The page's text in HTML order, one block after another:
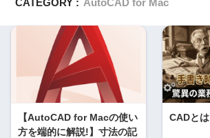
【AutoCAD for Macの使い
方を端的に解説!】寸法の記
CADとは